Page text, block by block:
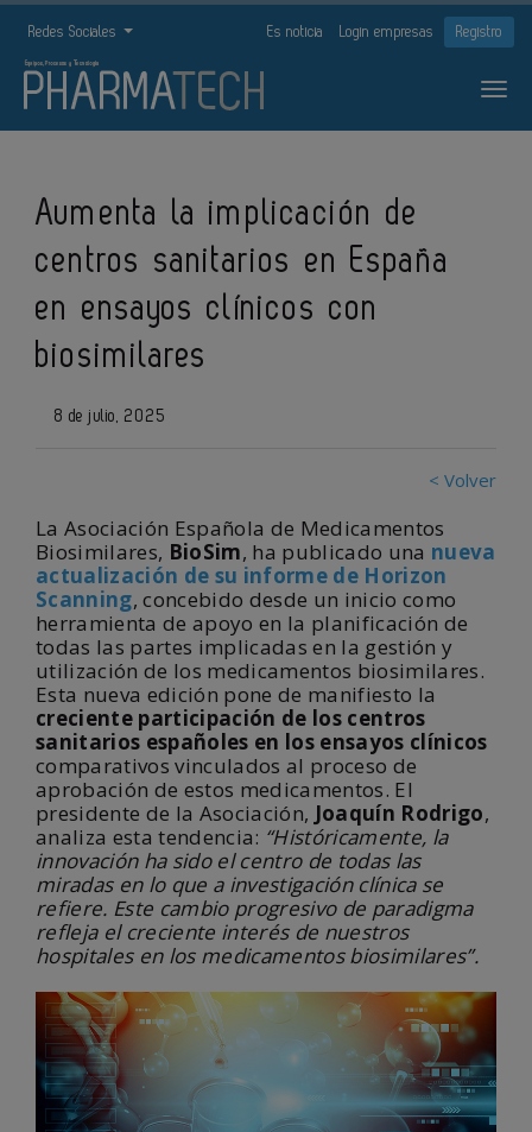
Redes Sociales Es noticia Login empresas Registro
Aumenta la implicación de
centros sanitarios en España
en ensayos clínicos con
biosimilares
8 de julio, 2025
< Volver
La Asociación Española de Medicamentos
Biosimilares, BioSim, ha publicado una nueva
actualización de su informe de Horizon
Scanning, concebido desde un inicio como
herramienta de apoyo en la planificación de
todas las partes implicadas en la gestión y
utilización de los medicamentos biosimilares.
Esta nueva edición pone de manifiesto la
creciente participación de los centros
sanitarios españoles en los ensayos clínicos
comparativos vinculados al proceso de
aprobación de estos medicamentos. El
presidente de la Asociación, Joaquín Rodrigo,
analiza esta tendencia: “Históricamente, la
innovación ha sido el centro de todas las
miradas en lo que a investigación clínica se
refiere. Este cambio progresivo de paradigma
refleja el creciente interés de nuestros
hospitales en los medicamentos biosimilares”.